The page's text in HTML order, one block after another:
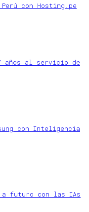
con Hosting.pe
años al servicio de
con Inteligencia
futuro con las IAs